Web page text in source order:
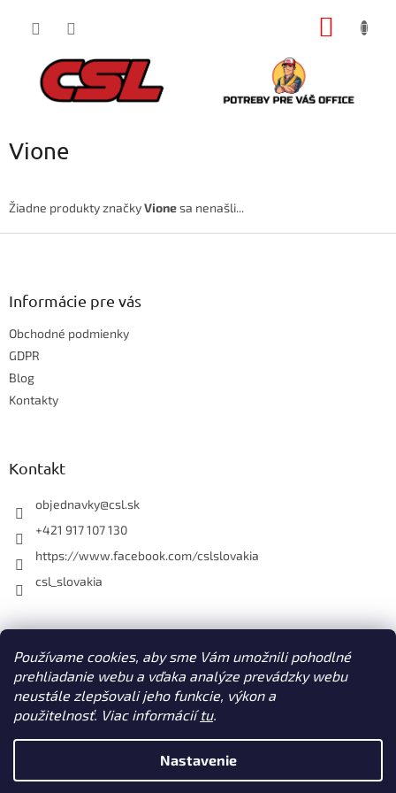
Používame cookies, aby sme Vám umožnili pohodlné
prehliadanie webu a vďaka analýze prevádzky webu
neustále zlepšovali jeho funkcie, výkon a
použitelnosť. Viac informáciítu.
Nastavenie
Vione
Žiadne produkty značkyVionesa nenašli...
Z
Informácie pre vás
Obchodné podmienky
GDPR
Blog
Kontakty
Kontakt
objednavky@csl.sk
+421 917 107 130
https://www.facebook.com/cslslovakia
csl_slovakia
Facebook